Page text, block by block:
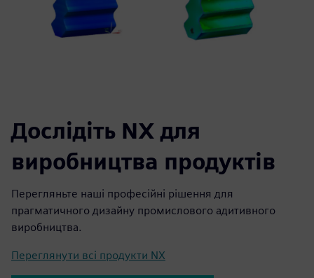
Дослідіть NX для
виробництва продуктів
Перегляньте наші професійні рішення для
прагматичного дизайну промислового адитивного
виробництва.
Переглянути всі продукти NX